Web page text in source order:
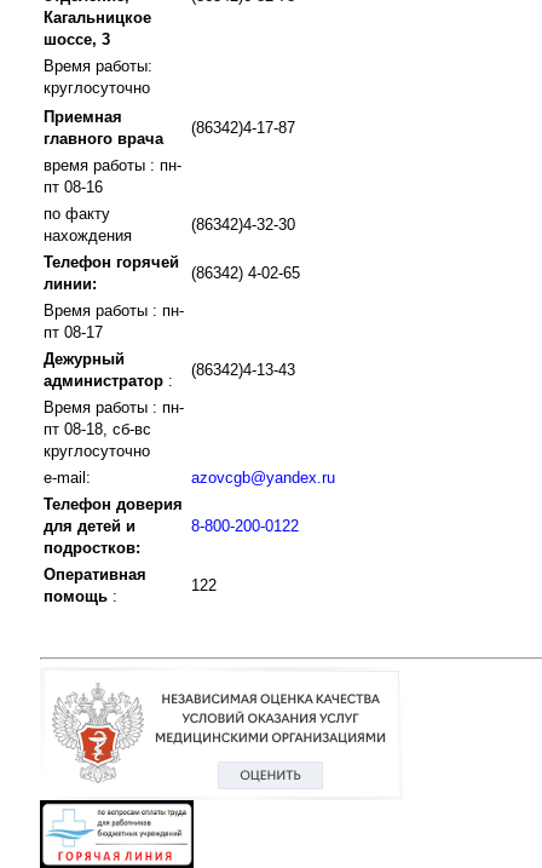
Кагальницкое
шоссе, 3
Время работы:
круглосуточно
Приемная
главного врача
(86342)4-17-87
время работы : пн-
пт 08-16
по факту
нахождения
(86342)4-32-30
Телефон горячей
линии:
(86342) 4-02-65
Время работы : пн-
пт 08-17
Дежурный
администратор :
(86342)4-13-43
Время работы : пн-
пт 08-18, сб-вс
круглосуточно
e-mail:
azovcgb@yandex.ru
Телефон доверия
для детей и
подростков:
8-800-200-0122
Оперативная
помощь :
122